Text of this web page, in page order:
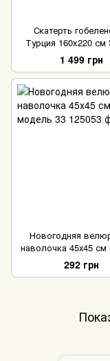
Скатерть
Турция 160x220 см
прямоугольная
1 499 грн
Новогодняя
наволочка 45х45 см
33
292 грн